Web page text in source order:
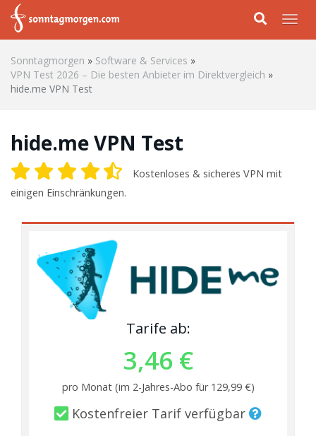
Skip to main content
Sonntagmorgen » Software & Services »
VPN Test 2026 – Die besten Anbieter im Direktvergleich »
hide.me VPN Test
hide.me VPN Test
Kostenloses & sicheres VPN mit
einigen Einschränkungen.
Tarife ab:
3,46 €
pro Monat (im 2-Jahres-Abo für 129,99 €)
Kostenfreier Tarif verfügbar